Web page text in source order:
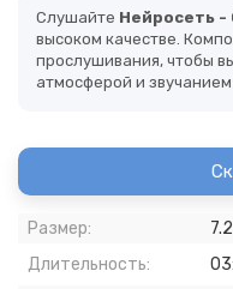
Слушайте Нейросеть -
высоком качестве.
прослушивания, чтобы
атмосферой и звучанием
Размер:
Длительность: